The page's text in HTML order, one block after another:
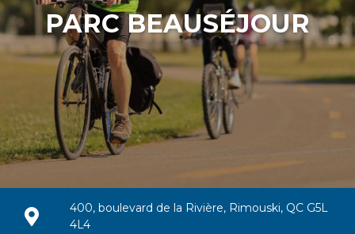
PARC BEAUSÉJOUR
400, boulevard de la Rivière, Rimouski, QC G5L
4L4